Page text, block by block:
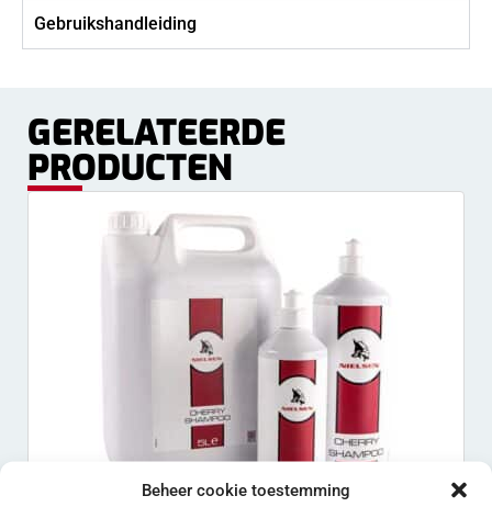
Beheer cookie toestemming
Gebruikshandleiding
GERELATEERDE
PRODUCTEN